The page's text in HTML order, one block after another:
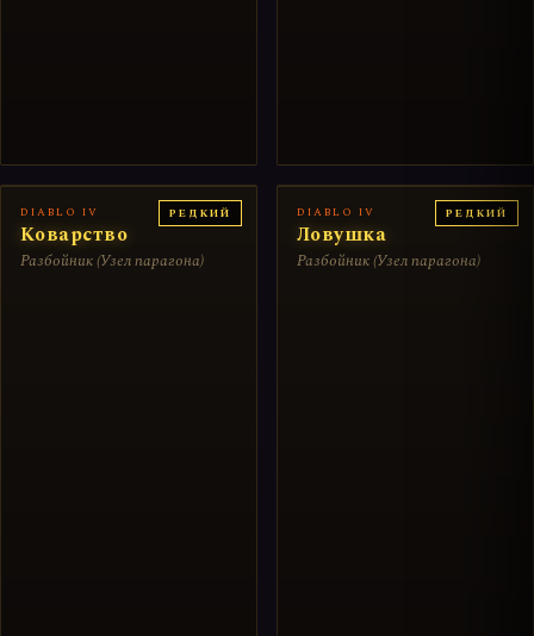
РЕДКИЙ
DIABLO IV
Коварство
Разбойник (Узел парагона)
РЕДКИЙ
DIABLO IV
Ловушка
Разбойник (Узел парагона)